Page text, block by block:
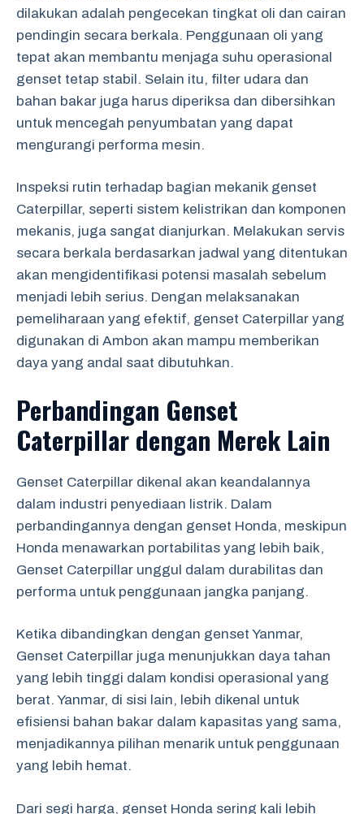
dilakukan adalah pengecekan tingkat oli dan cairan
pendingin secara berkala. Penggunaan oli yang
tepat akan membantu menjaga suhu operasional
genset tetap stabil. Selain itu, filter udara dan
bahan bakar juga harus diperiksa dan dibersihkan
untuk mencegah penyumbatan yang dapat
mengurangi performa mesin.
Inspeksi rutin terhadap bagian mekanik genset
Caterpillar, seperti sistem kelistrikan dan komponen
mekanis, juga sangat dianjurkan. Melakukan servis
secara berkala berdasarkan jadwal yang ditentukan
akan mengidentifikasi potensi masalah sebelum
menjadi lebih serius. Dengan melaksanakan
pemeliharaan yang efektif, genset Caterpillar yang
digunakan di Ambon akan mampu memberikan
daya yang andal saat dibutuhkan.
Perbandingan Genset
Caterpillar dengan Merek Lain
Genset Caterpillar dikenal akan keandalannya
dalam industri penyediaan listrik. Dalam
perbandingannya dengan genset Honda, meskipun
Honda menawarkan portabilitas yang lebih baik,
Genset Caterpillar unggul dalam durabilitas dan
performa untuk penggunaan jangka panjang.
Ketika dibandingkan dengan genset Yanmar,
Genset Caterpillar juga menunjukkan daya tahan
yang lebih tinggi dalam kondisi operasional yang
berat. Yanmar, di sisi lain, lebih dikenal untuk
efisiensi bahan bakar dalam kapasitas yang sama,
menjadikannya pilihan menarik untuk penggunaan
yang lebih hemat.
Dari segi harga, genset Honda sering kali lebih